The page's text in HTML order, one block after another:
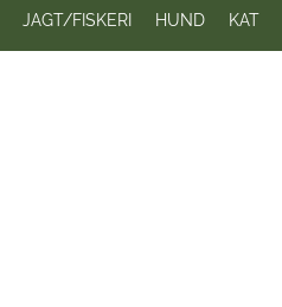
JAGT/FISKERI HUND KAT